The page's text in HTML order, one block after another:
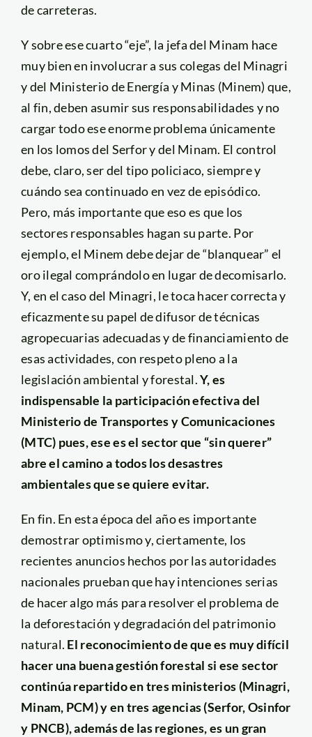
de carreteras.
Y sobre ese cuarto “eje”, la jefa del Minam hace
muy bien en involucrar a sus colegas del Minagri
y del Ministerio de Energía y Minas (Minem) que,
al fin, deben asumir sus responsabilidades y no
cargar todo ese enorme problema únicamente
en los lomos del Serfor y del Minam. El control
debe, claro, ser del tipo policiaco, siempre y
cuándo sea continuado en vez de episódico.
Pero, más importante que eso es que los
sectores responsables hagan su parte. Por
ejemplo, el Minem debe dejar de “blanquear” el
oro ilegal comprándolo en lugar de decomisarlo.
Y, en el caso del Minagri, le toca hacer correcta y
eficazmente su papel de difusor de técnicas
agropecuarias adecuadas y de financiamiento de
esas actividades, con respeto pleno a la
legislación ambiental y forestal.Y, es
indispensable la participación efectiva del
Ministerio de Transportes y Comunicaciones
(MTC) pues, ese es el sector que “sin querer”
abre el camino a todos los desastres
ambientales que se quiere evitar.
En fin. En esta época del año es importante
demostrar optimismo y, ciertamente, los
recientes anuncios hechos por las autoridades
nacionales prueban que hay intenciones serias
de hacer algo más para resolver el problema de
la deforestación y degradación del patrimonio
natural. El reconocimiento de que es muy difícil
hacer una buena gestión forestal si ese sector
continúa repartido en tres ministerios (Minagri,
Minam, PCM) y en tres agencias (Serfor, Osinfor
y PNCB), además de las regiones, es un gran